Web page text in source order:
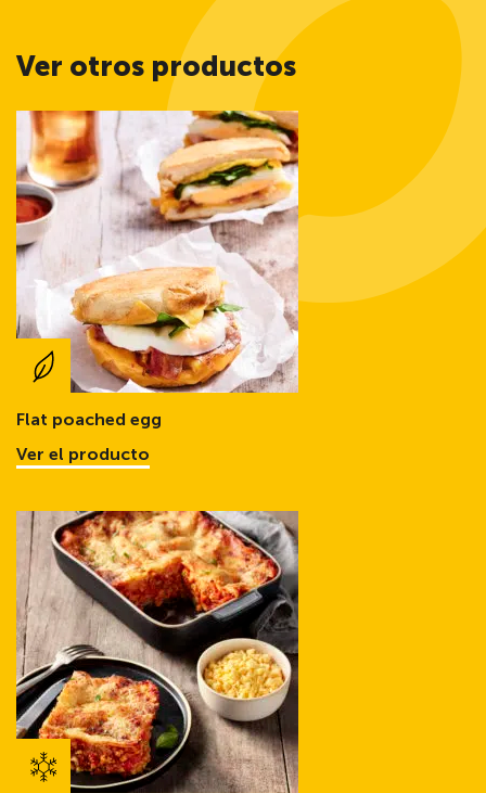
Ver otros productos
Flat poached egg
Ver el producto